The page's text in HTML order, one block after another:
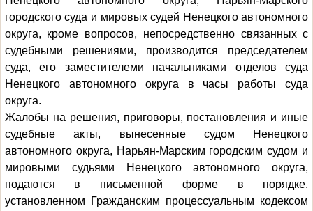
городского суда и мировых судей Ненецкого автономного
округа, кроме вопросов, непосредственно связанных с
судебными решениями, производится председателем
суда,его заместителеми начальниками отделов суда
Ненецкого автономного округа в часы работы суда
округа.
Жалобы на решения, приговоры, постановления и иные
судебные акты, вынесенные судом Ненецкого
автономного округа, Нарьян-Марским городским судом и
мировыми судьями Ненецкого автономного округа,
подаются в письменной форме в порядке,
установленном Гражданским процессуальным кодексом